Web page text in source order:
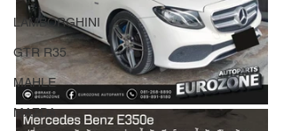
LAMBORGHINI
GTR R35
MAHLE
MAZDA